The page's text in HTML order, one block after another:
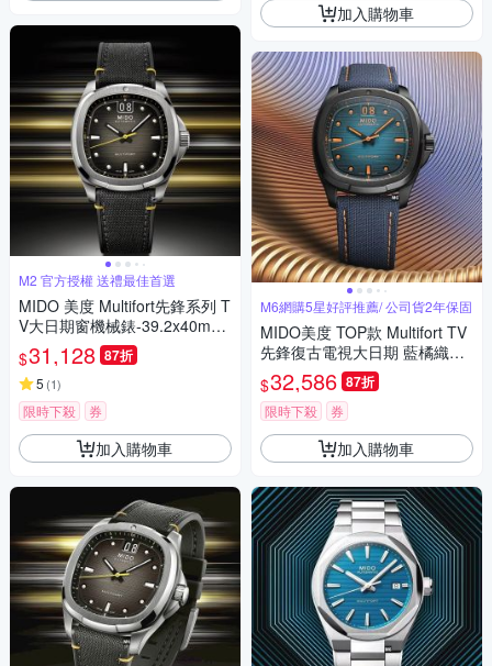
M2 官方授權 送禮最佳首選
MIDO 美度 Multifort先鋒系列 T
V大日期窗機械錶-39.2x40mm
M0495261708101
$31,128 87折
5 (1)
限時下殺 券
加入購物車
加入購物車
M6網購5星好評推薦/ 公司貨2年保固
MIDO美度 TOP款 Multifort TV
先鋒復古電視大日期 藍橘織帶
款40㎜ M6(M0495263704100)
$32,586 87折
限時下殺 券
加入購物車